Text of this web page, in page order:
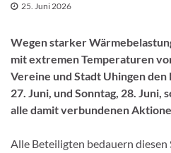
25. Juni 2026
Wegen starker
mit extremen Temperaturen
Vereine und Stadt Uhingen den
27. Juni, und Sonntag, 28. Juni,
alle damit verbundenen
Alle Beteiligten bedauern